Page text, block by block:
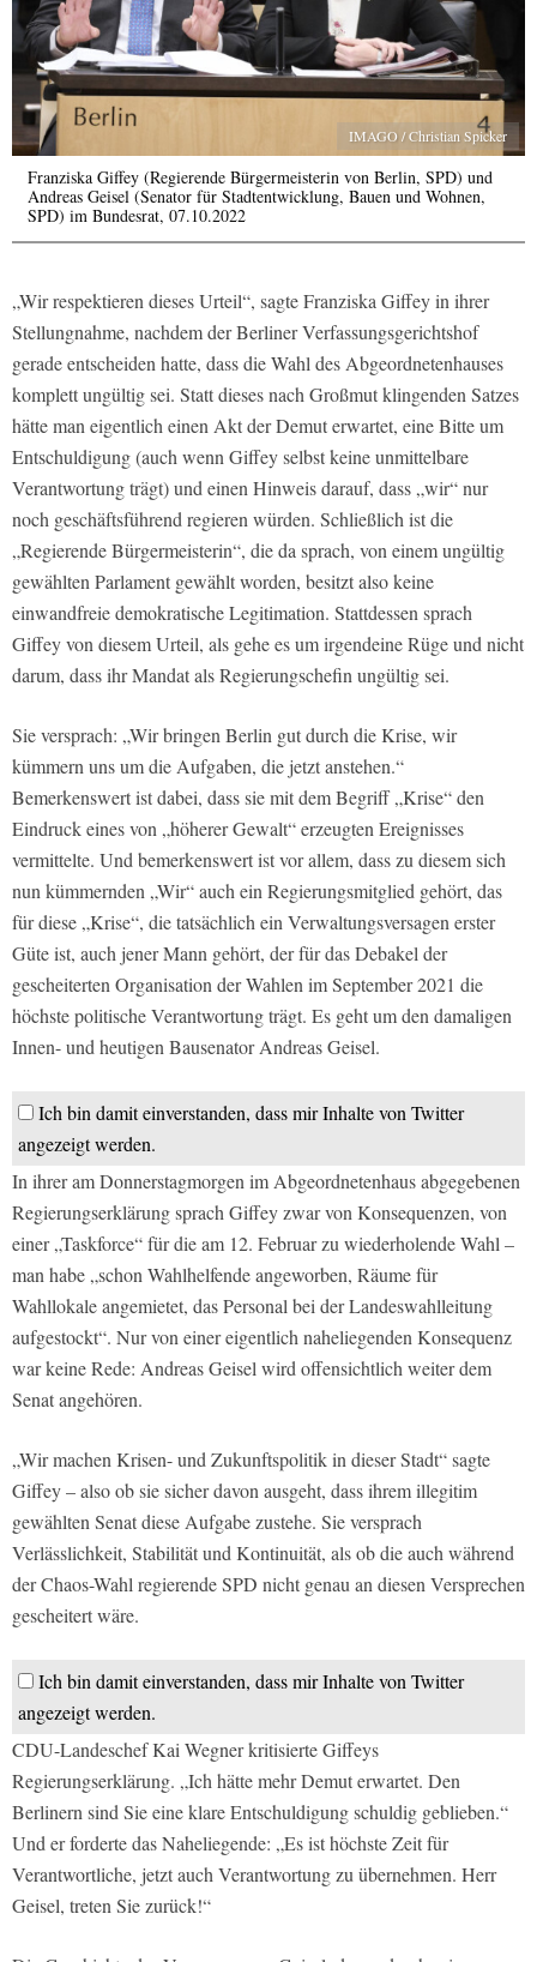
IMAGO / Christian Spicker
Franziska Giffey (Regierende Bürgermeisterin von Berlin, SPD) und
Andreas Geisel (Senator für Stadtentwicklung, Bauen und Wohnen,
SPD) im Bundesrat, 07.10.2022
„Wir respektieren dieses Urteil“, sagte Franziska Giffey in ihrer
Stellungnahme, nachdem der Berliner Verfassungsgerichtshof
gerade entscheiden hatte, dass die Wahl des Abgeordnetenhauses
komplett ungültig sei. Statt dieses nach Großmut klingenden Satzes
hätte man eigentlich einen Akt der Demut erwartet, eine Bitte um
Entschuldigung (auch wenn Giffey selbst keine unmittelbare
Verantwortung trägt) und einen Hinweis darauf, dass „wir“ nur
noch geschäftsführend regieren würden. Schließlich ist die
„Regierende Bürgermeisterin“, die da sprach, von einem ungültig
gewählten Parlament gewählt worden, besitzt also keine
einwandfreie demokratische Legitimation. Stattdessen sprach
Giffey von diesem Urteil, als gehe es um irgendeine Rüge und nicht
darum, dass ihr Mandat als Regierungschefin ungültig sei.
Sie versprach: „Wir bringen Berlin gut durch die Krise, wir
kümmern uns um die Aufgaben, die jetzt anstehen.“
Bemerkenswert ist dabei, dass sie mit dem Begriff „Krise“ den
Eindruck eines von „höherer Gewalt“ erzeugten Ereignisses
vermittelte. Und bemerkenswert ist vor allem, dass zu diesem sich
nun kümmernden „Wir“ auch ein Regierungsmitglied gehört, das
für diese „Krise“, die tatsächlich ein Verwaltungsversagen erster
Güte ist, auch jener Mann gehört, der für das Debakel der
gescheiterten Organisation der Wahlen im September 2021 die
höchste politische Verantwortung trägt. Es geht um den damaligen
Innen- und heutigen Bausenator Andreas Geisel.
Ich bin damit einverstanden, dass mir Inhalte von Twitter
angezeigt werden.
In ihrer am Donnerstagmorgen im Abgeordnetenhaus abgegebenen
Regierungserklärung sprach Giffey zwar von Konsequenzen, von
einer „Taskforce“ für die am 12. Februar zu wiederholende Wahl –
man habe „schon Wahlhelfende angeworben, Räume für
Wahllokale angemietet, das Personal bei der Landeswahlleitung
aufgestockt“. Nur von einer eigentlich naheliegenden Konsequenz
war keine Rede: Andreas Geisel wird offensichtlich weiter dem
Senat angehören.
„Wir machen Krisen- und Zukunftspolitik in dieser Stadt“ sagte
Giffey – also ob sie sicher davon ausgeht, dass ihrem illegitim
gewählten Senat diese Aufgabe zustehe. Sie versprach
Verlässlichkeit, Stabilität und Kontinuität, als ob die auch während
der Chaos-Wahl regierende SPD nicht genau an diesen Versprechen
gescheitert wäre.
Ich bin damit einverstanden, dass mir Inhalte von Twitter
angezeigt werden.
CDU-Landeschef Kai Wegner kritisierte Giffeys
Regierungserklärung. „Ich hätte mehr Demut erwartet. Den
Berlinern sind Sie eine klare Entschuldigung schuldig geblieben.“
Und er forderte das Naheliegende: „Es ist höchste Zeit für
Verantwortliche, jetzt auch Verantwortung zu übernehmen. Herr
Geisel, treten Sie zurück!“